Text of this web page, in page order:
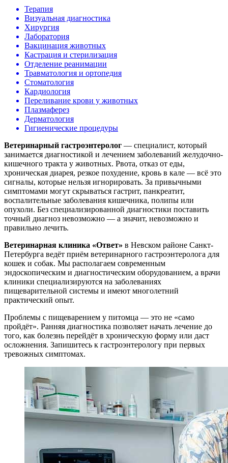
Терапия
Визуальная диагностика
Хирургия
Лаборатория
Вакцинация животных
Кастрация и стерилизация
Отделение реанимации
Травматология и ортопедия
Стоматология
Кардиология
Переливание крови у животных
Плазмаферез
Дерматология
Гигиенические процедуры
Ветеринарный гастроэнтеролог — специалист, который
занимается диагностикой и лечением заболеваний желудочно-
кишечного тракта у животных. Рвота, отказ от еды,
хроническая диарея, резкое похудение, кровь в кале — всё это
сигналы, которые нельзя игнорировать. За привычными
симптомами могут скрываться гастрит, панкреатит,
воспалительные заболевания кишечника, полипы или
опухоли. Без специализированной диагностики поставить
точный диагноз невозможно — а значит, невозможно и
правильно лечить.
Ветеринарная клиника «Ответ» в Невском районе Санкт-
Петербурга ведёт приём ветеринарного гастроэнтеролога для
кошек и собак. Мы располагаем современным
эндоскопическим и диагностическим оборудованием, а врачи
клиники специализируются на заболеваниях
пищеварительной системы и имеют многолетний
практический опыт.
Проблемы с пищеварением у питомца — это не «само
пройдёт». Ранняя диагностика позволяет начать лечение до
того, как болезнь перейдёт в хроническую форму или даст
осложнения. Запишитесь к гастроэнтерологу при первых
тревожных симптомах.